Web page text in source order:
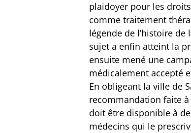
plaidoyer pour les
comme traitement
légende de l’histoire
sujet a enfin atteint la
ensuite mené une
médicalement accepté
En obligeant la ville de
recommandation faite à
doit être disponible à
médecins qui le